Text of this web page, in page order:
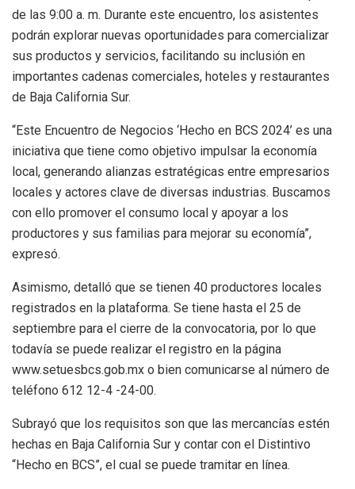
de las 9:00 a. m. Durante este encuentro, los asistentes
podrán explorar nuevas oportunidades para comercializar
sus productos y servicios, facilitando su inclusión en
importantes cadenas comerciales, hoteles y restaurantes
de Baja California Sur.
“Este Encuentro de Negocios ‘Hecho en BCS 2024’ es una
iniciativa que tiene como objetivo impulsar la economía
local, generando alianzas estratégicas entre empresarios
locales y actores clave de diversas industrias. Buscamos
con ello promover el consumo local y apoyar a los
productores y sus familias para mejorar su economía”,
expresó.
Asimismo, detalló que se tienen 40 productores locales
registrados en la plataforma. Se tiene hasta el 25 de
septiembre para el cierre de la convocatoria, por lo que
todavía se puede realizar el registro en la página
www.setuesbcs.gob.mx o bien comunicarse al número de
teléfono 612 12-4 -24-00.
Subrayó que los requisitos son que las mercancías estén
hechas en Baja California Sur y contar con el Distintivo
“Hecho en BCS”, el cual se puede tramitar en línea.